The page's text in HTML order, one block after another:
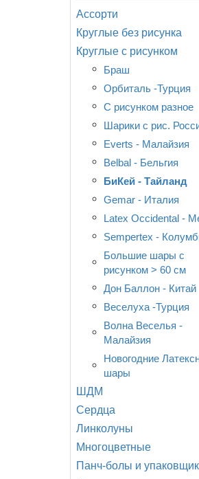
Ассорти
Круглые без рисунка
05 дюймов (13 см)
09-10 дюймов (23-25
11-12 дюймов (28-30
14 дюймов (35 см)
15-18 дюймов (38-46
Большие шары > 60
Хром
Круглые с рисунком
Браш
Орбиталь -Турция
С рисунком разное
Шарики с рис.
Everts - Малайзия
Belbal - Бельгия
БиКей - Тайланд
Gemar - Италия
Latex Occidental -
Sempertex -
Большие шары с
рисунком > 60 см
Дон Баллон - Китай
Веселуха -Турция
Волна Веселья -
Малайзия
Новогодние
шары
ШДМ
ШДМ Aссорти и С
Рисунком, 160-660
ШДМ M - Латекс
Сердца
Линколуны
Многоцветные
Панч-болы и